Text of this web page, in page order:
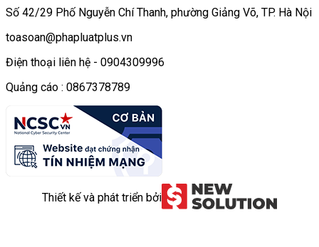
Số 42/29 Phố Nguyễn Chí Thanh, phường Giảng Võ, TP. Hà Nội
toasoan@phapluatplus.vn
Điện thoại liên hệ - 0904309996
Quảng cáo : 0867378789
Thiết kế và phát triển bởi